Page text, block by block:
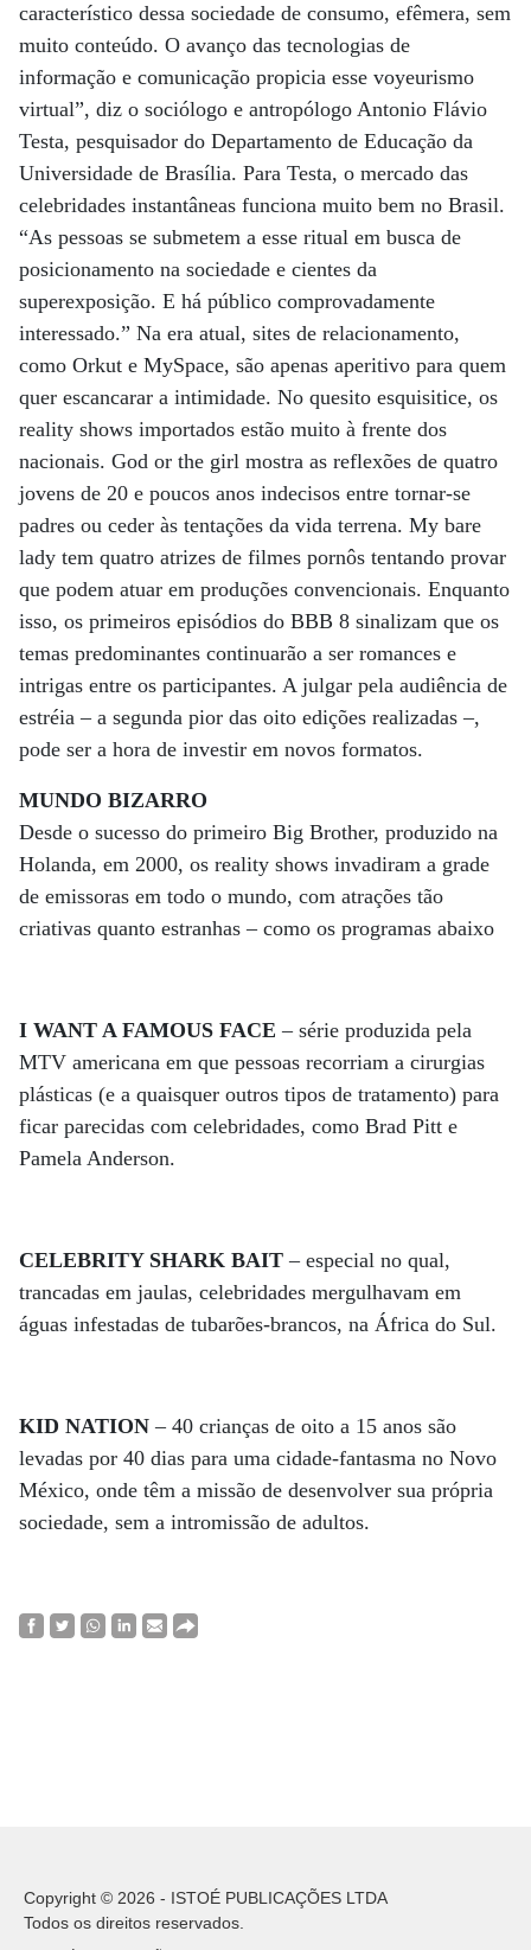
característico dessa sociedade de consumo, efêmera, sem
muito conteúdo. O avanço das tecnologias de
informação e comunicação propicia esse voyeurismo
virtual”, diz o sociólogo e antropólogo Antonio Flávio
Testa, pesquisador do Departamento de Educação da
Universidade de Brasília. Para Testa, o mercado das
celebridades instantâneas funciona muito bem no Brasil.
“As pessoas se submetem a esse ritual em busca de
posicionamento na sociedade e cientes da
superexposição. E há público comprovadamente
interessado.” Na era atual, sites de relacionamento,
como Orkut e MySpace, são apenas aperitivo para quem
quer escancarar a intimidade. No quesito esquisitice, os
reality shows importados estão muito à frente dos
nacionais. God or the girl mostra as reflexões de quatro
jovens de 20 e poucos anos indecisos entre tornar-se
padres ou ceder às tentações da vida terrena. My bare
lady tem quatro atrizes de filmes pornôs tentando provar
que podem atuar em produções convencionais. Enquanto
isso, os primeiros episódios do BBB 8 sinalizam que os
temas predominantes continuarão a ser romances e
intrigas entre os participantes. A julgar pela audiência de
estréia – a segunda pior das oito edições realizadas –,
pode ser a hora de investir em novos formatos.
MUNDO BIZARRO
Desde o sucesso do primeiro Big Brother, produzido na
Holanda, em 2000, os reality shows invadiram a grade
de emissoras em todo o mundo, com atrações tão
criativas quanto estranhas – como os programas abaixo
I WANT A FAMOUS FACE – série produzida pela
MTV americana em que pessoas recorriam a cirurgias
plásticas (e a quaisquer outros tipos de tratamento) para
ficar parecidas com celebridades, como Brad Pitt e
Pamela Anderson.
CELEBRITY SHARK BAIT– especial no qual,
trancadas em jaulas, celebridades mergulhavam em
águas infestadas de tubarões-brancos, na África do Sul.
KID NATION– 40 crianças de oito a 15 anos são
levadas por 40 dias para uma cidade-fantasma no Novo
México, onde têm a missão de desenvolver sua própria
sociedade, sem a intromissão de adultos.
Copyright © 2026 - ISTOÉ PUBLICAÇÕES LTDA
Todos os direitos reservados.